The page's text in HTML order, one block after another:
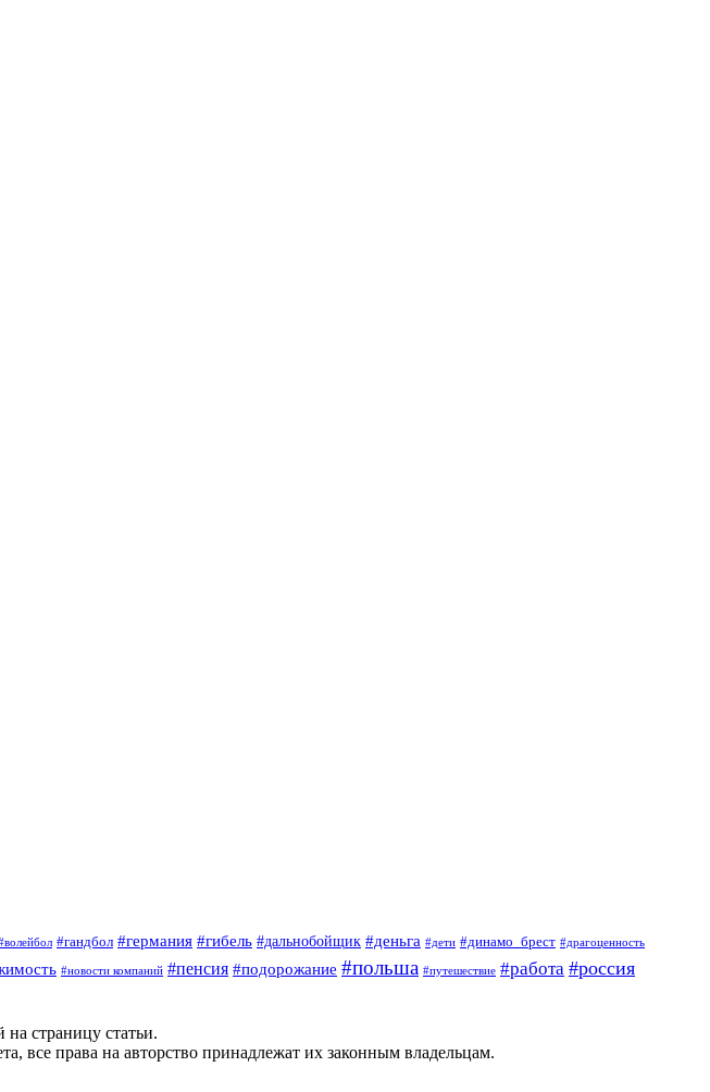
#гандбол #германия #гибель #дальнобойщик #деньга #дети #динамо_брест #драгоценность
#новости компаний #пенсия #подорожание #польша #путешествие #работа #россия
страницу статьи.
все права на авторство принадлежат их законным владельцам.